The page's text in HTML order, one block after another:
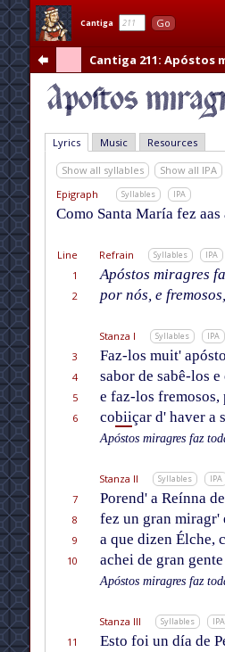
Cantiga Go
Cantiga 211: Apóstos
Lyrics Music Resources
Show all syllables
Show all IPA
Epigraph
Syllables IPA
Como Santa María fez
Line Refrain Syllables IPA
1
Apóstos miragres
2
por nós, e
Stanza I Syllables IPA
3 Faz-los muit'
4
sabor de sabê-los e
5
e faz-los fremosos,
6
cobiiçar d' haver a
Apóstos miragres faz
Stanza II Syllables IPA
7 Porend' a Reínna
8
fez un gran miragr'
9
a que dizen Élche,
10
achei de gran
Apóstos miragres faz
Stanza III Syllables IPA
11 Esto foi un día de